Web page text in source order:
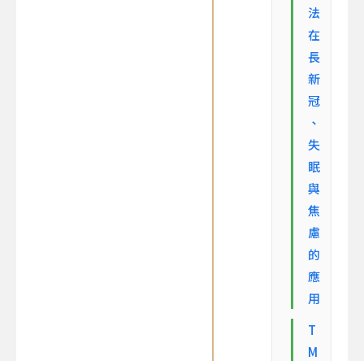
法
在
長
新
冠
、
失
眠
與
焦
慮
的
應
用
T
M